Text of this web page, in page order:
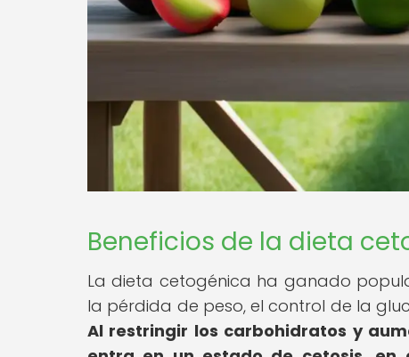
Beneficios de la dieta
La dieta cetogénica ha ganado
la pérdida de peso, el control de la
Al restringir los carbohidratos y